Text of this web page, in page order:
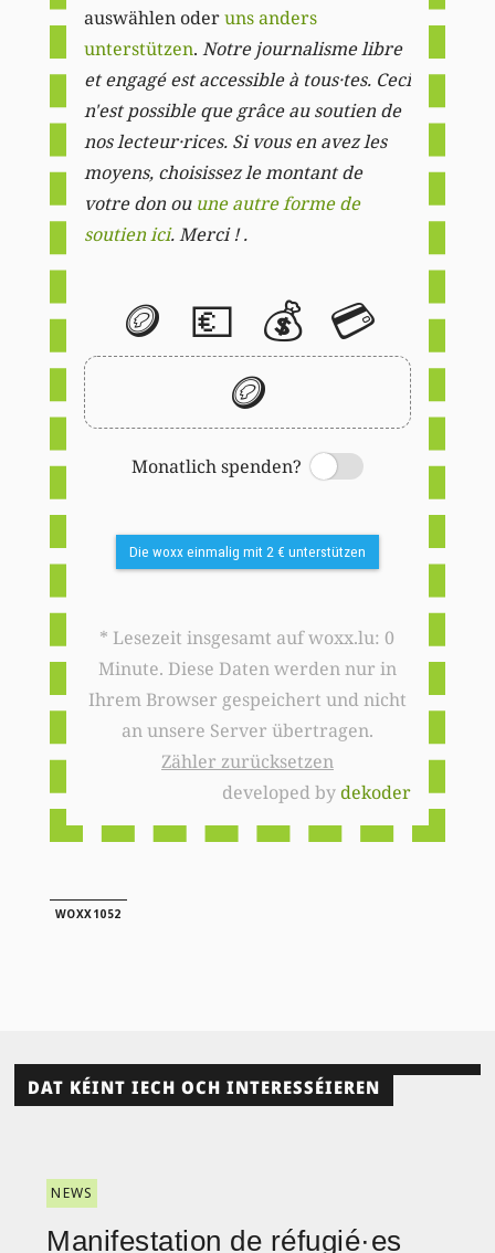
auswählen oderuns anders
unterstützen. Notre journalisme libre
et engagé est accessible à tous·tes. Ceci
n'est possible que grâce au soutien de
nos lecteur·rices. Si vous en avez les
moyens, choisissez le montant de
votre don ou une autre forme de
soutien ici. Merci ! .
🪙 💶 💰 💳
🪙
Monatlich spenden?
Switch
Die woxx einmalig mit 2 € unterstützen
* Lesezeit insgesamt auf woxx.lu: 0
Minute. Diese Daten werden nur in
Ihrem Browser gespeichert und nicht
an unsere Server übertragen.
Zähler zurücksetzen
developed bydekoder
WOXX1052
DAT KÉINT IECH OCH INTERESSÉIEREN
NEWS
Manifestation de réfugié·es